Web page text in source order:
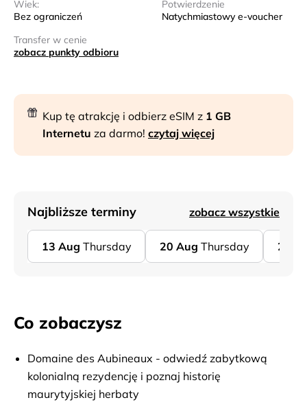
Wiek:
Bez ograniczeń
Potwierdzenie
Natychmiastowy e-voucher
Transfer w cenie
zobacz punkty odbioru
Kup tę atrakcję i odbierz eSIM z 1 GB
Internetu za darmo! czytaj więcej
Najbliższe terminy zobacz wszystkie
13 Aug Thursday 20 Aug Thursday 27
Co zobaczysz
Domaine des Aubineaux - odwiedź zabytkową
kolonialną rezydencję i poznaj historię
maurytyjskiej herbaty